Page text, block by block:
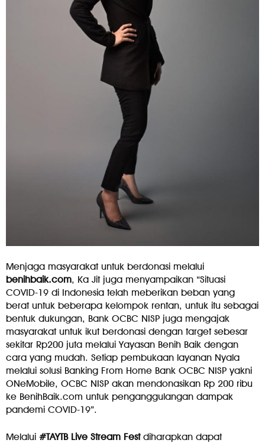
Menjaga masyarakat untuk berdonasi melalui
benihbaik.com, Ka Jit juga menyampaikan “Situasi
COVID-19 di Indonesia telah meberikan beban yang
berat untuk beberapa kelompok rentan, untuk itu sebagai
bentuk dukungan, Bank OCBC NISP juga mengajak
masyarakat untuk ikut berdonasi dengan target sebesar
sekitar Rp200 juta melalui Yayasan Benih Baik dengan
cara yang mudah. Setiap pembukaan layanan Nyala
melalui solusi Banking From Home Bank OCBC NISP yakni
ONeMobile, OCBC NISP akan mendonasikan Rp 200 ribu
ke BenihBaik.com untuk penganggulangan dampak
pandemi COVID-19”.
Melalui #TAYTB Live Stream Festdiharapkan dapat